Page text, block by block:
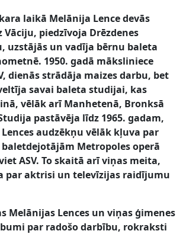
laikā Melānija Lence devās
Vāciju, piedzīvoja Drēzdenes
uzstājās un vadīja bērnu baleta
1950. gadā māksliniece
dienās strādāja maizes darbu, bet
savai baleta studijai, kas
vēlāk arī Manhetenā, Bronksā
pastāvēja līdz 1965. gadam,
audzēkņu vēlāk kļuva par
Metropoles operā
ASV. To skaitā arī viņas meita,
par aktrisi un televīzijas raidījumu
Melānijas Lences un viņas ģimenes
par radošo darbību, rokraksti